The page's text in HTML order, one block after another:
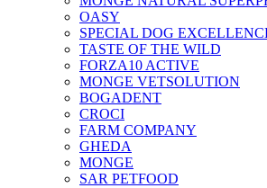
OASY
SPECIAL DOG
TASTE OF THE WILD
FORZA10 ACTIVE
MONGE VETSOLUTION
BOGADENT
CROCI
FARM COMPANY
GHEDA
MONGE
SAR PETFOOD